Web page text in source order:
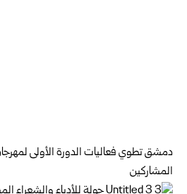
دمشق تطوي فعاليات الدورة الأولى
المشاركين